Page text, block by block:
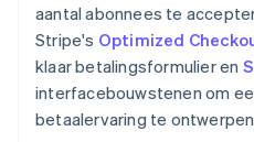
aantal abonnees te
Stripe's Optimized
klaar betalingsformulier en
interfacebouwstenen om
betaalervaring te